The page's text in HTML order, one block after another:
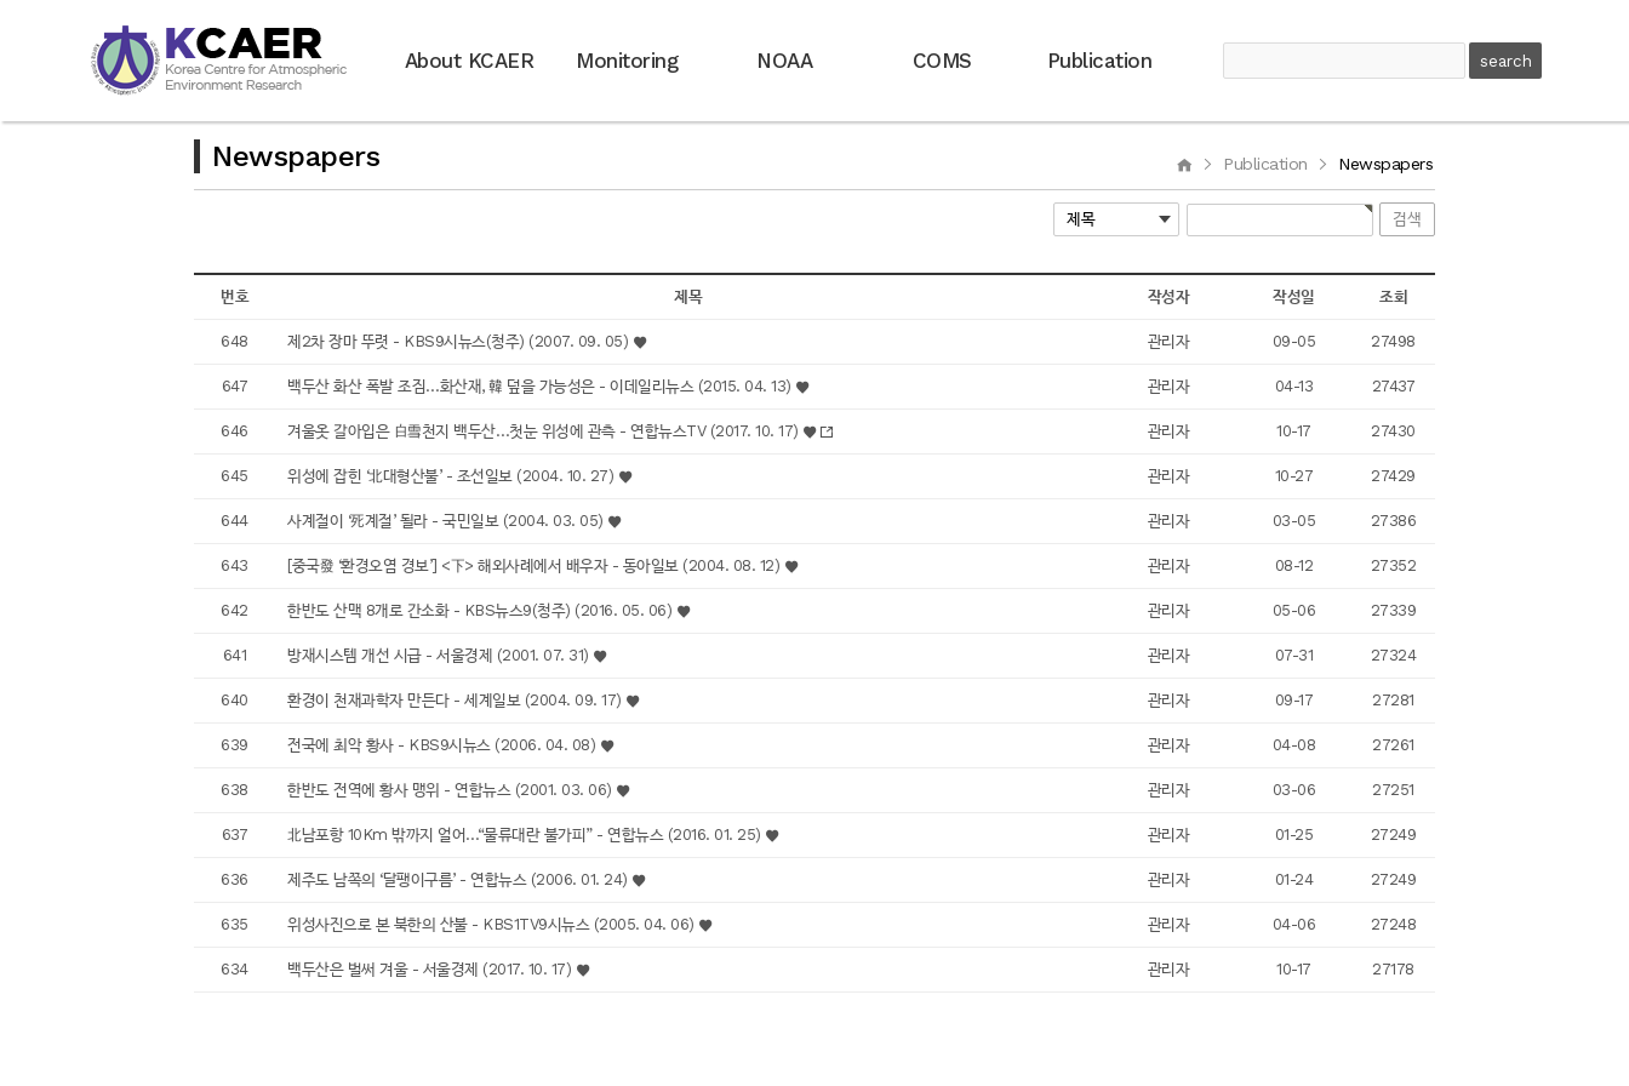
About KCAER Monitoring NOAA COMS Publication
Newspapers Publication Newspapers
번호 제목 작성자 작성일 조회
648 제2차 장마 뚜렷 - KBS9시뉴스(청주) (2007. 09. 05) 관리자 09-05 27498
647 백두산 화산 폭발 조짐…화산재, 韓 덮을 가능성은 - 이데일리뉴스 (2015. 04. 13) 관리자 04-13 27437
646 겨울옷 갈아입은 白雪천지 백두산…첫눈 위성에 관측 - 연합뉴스TV (2017. 10. 17) 관리자 10-17 27430
645 위성에 잡힌 ‘北대형산불’ - 조선일보 (2004. 10. 27) 관리자 10-27 27429
644 사계절이 ‘死계절’ 될라 - 국민일보 (2004. 03. 05) 관리자 03-05 27386
643 [중국發 ‘환경오염 경보’] <下> 해외사례에서 배우자 - 동아일보 (2004. 08. 12) 관리자 08-12 27352
642 한반도 산맥 8개로 간소화 - KBS뉴스9(청주) (2016. 05. 06) 관리자 05-06 27339
641 방재시스템 개선 시급 - 서울경제 (2001. 07. 31) 관리자 07-31 27324
640 환경이 천재과학자 만든다 - 세계일보 (2004. 09. 17) 관리자 09-17 27281
639 전국에 최악 황사 - KBS9시뉴스 (2006. 04. 08) 관리자 04-08 27261
638 한반도 전역에 황사 맹위 - 연합뉴스 (2001. 03. 06) 관리자 03-06 27251
637 北남포항 10Km 밖까지 얼어…“물류대란 불가피” - 연합뉴스 (2016. 01. 25) 관리자 01-25 27249
636 제주도 남쪽의 ‘달팽이구름’ - 연합뉴스 (2006. 01. 24) 관리자 01-24 27249
635 위성사진으로 본 북한의 산불 - KBS1TV9시뉴스 (2005. 04. 06) 관리자 04-06 27248
634 백두산은 벌써 겨울 - 서울경제 (2017. 10. 17) 관리자 10-17 27178